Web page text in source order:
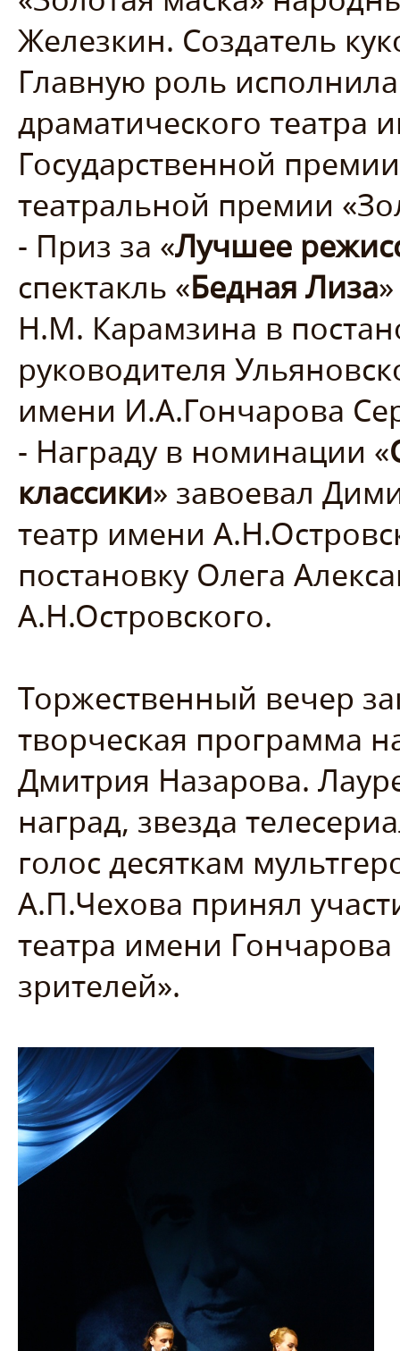
Железкин. Создатель
Главную роль
драматического театра
Государственной
театральной премии
- Приз за «Лучшее
спектакль «Бедная Лиза
Н.М. Карамзина в
руководителя
имени И.А.Гончарова
- Награду в номинации «
классики» завоевал
театр имени
постановку Олега
А.Н.Островского.
Торжественный вечер
творческая программа
Дмитрия Назарова.
наград, звезда
голос десяткам
А.П.Чехова принял
театра имени
зрителей».